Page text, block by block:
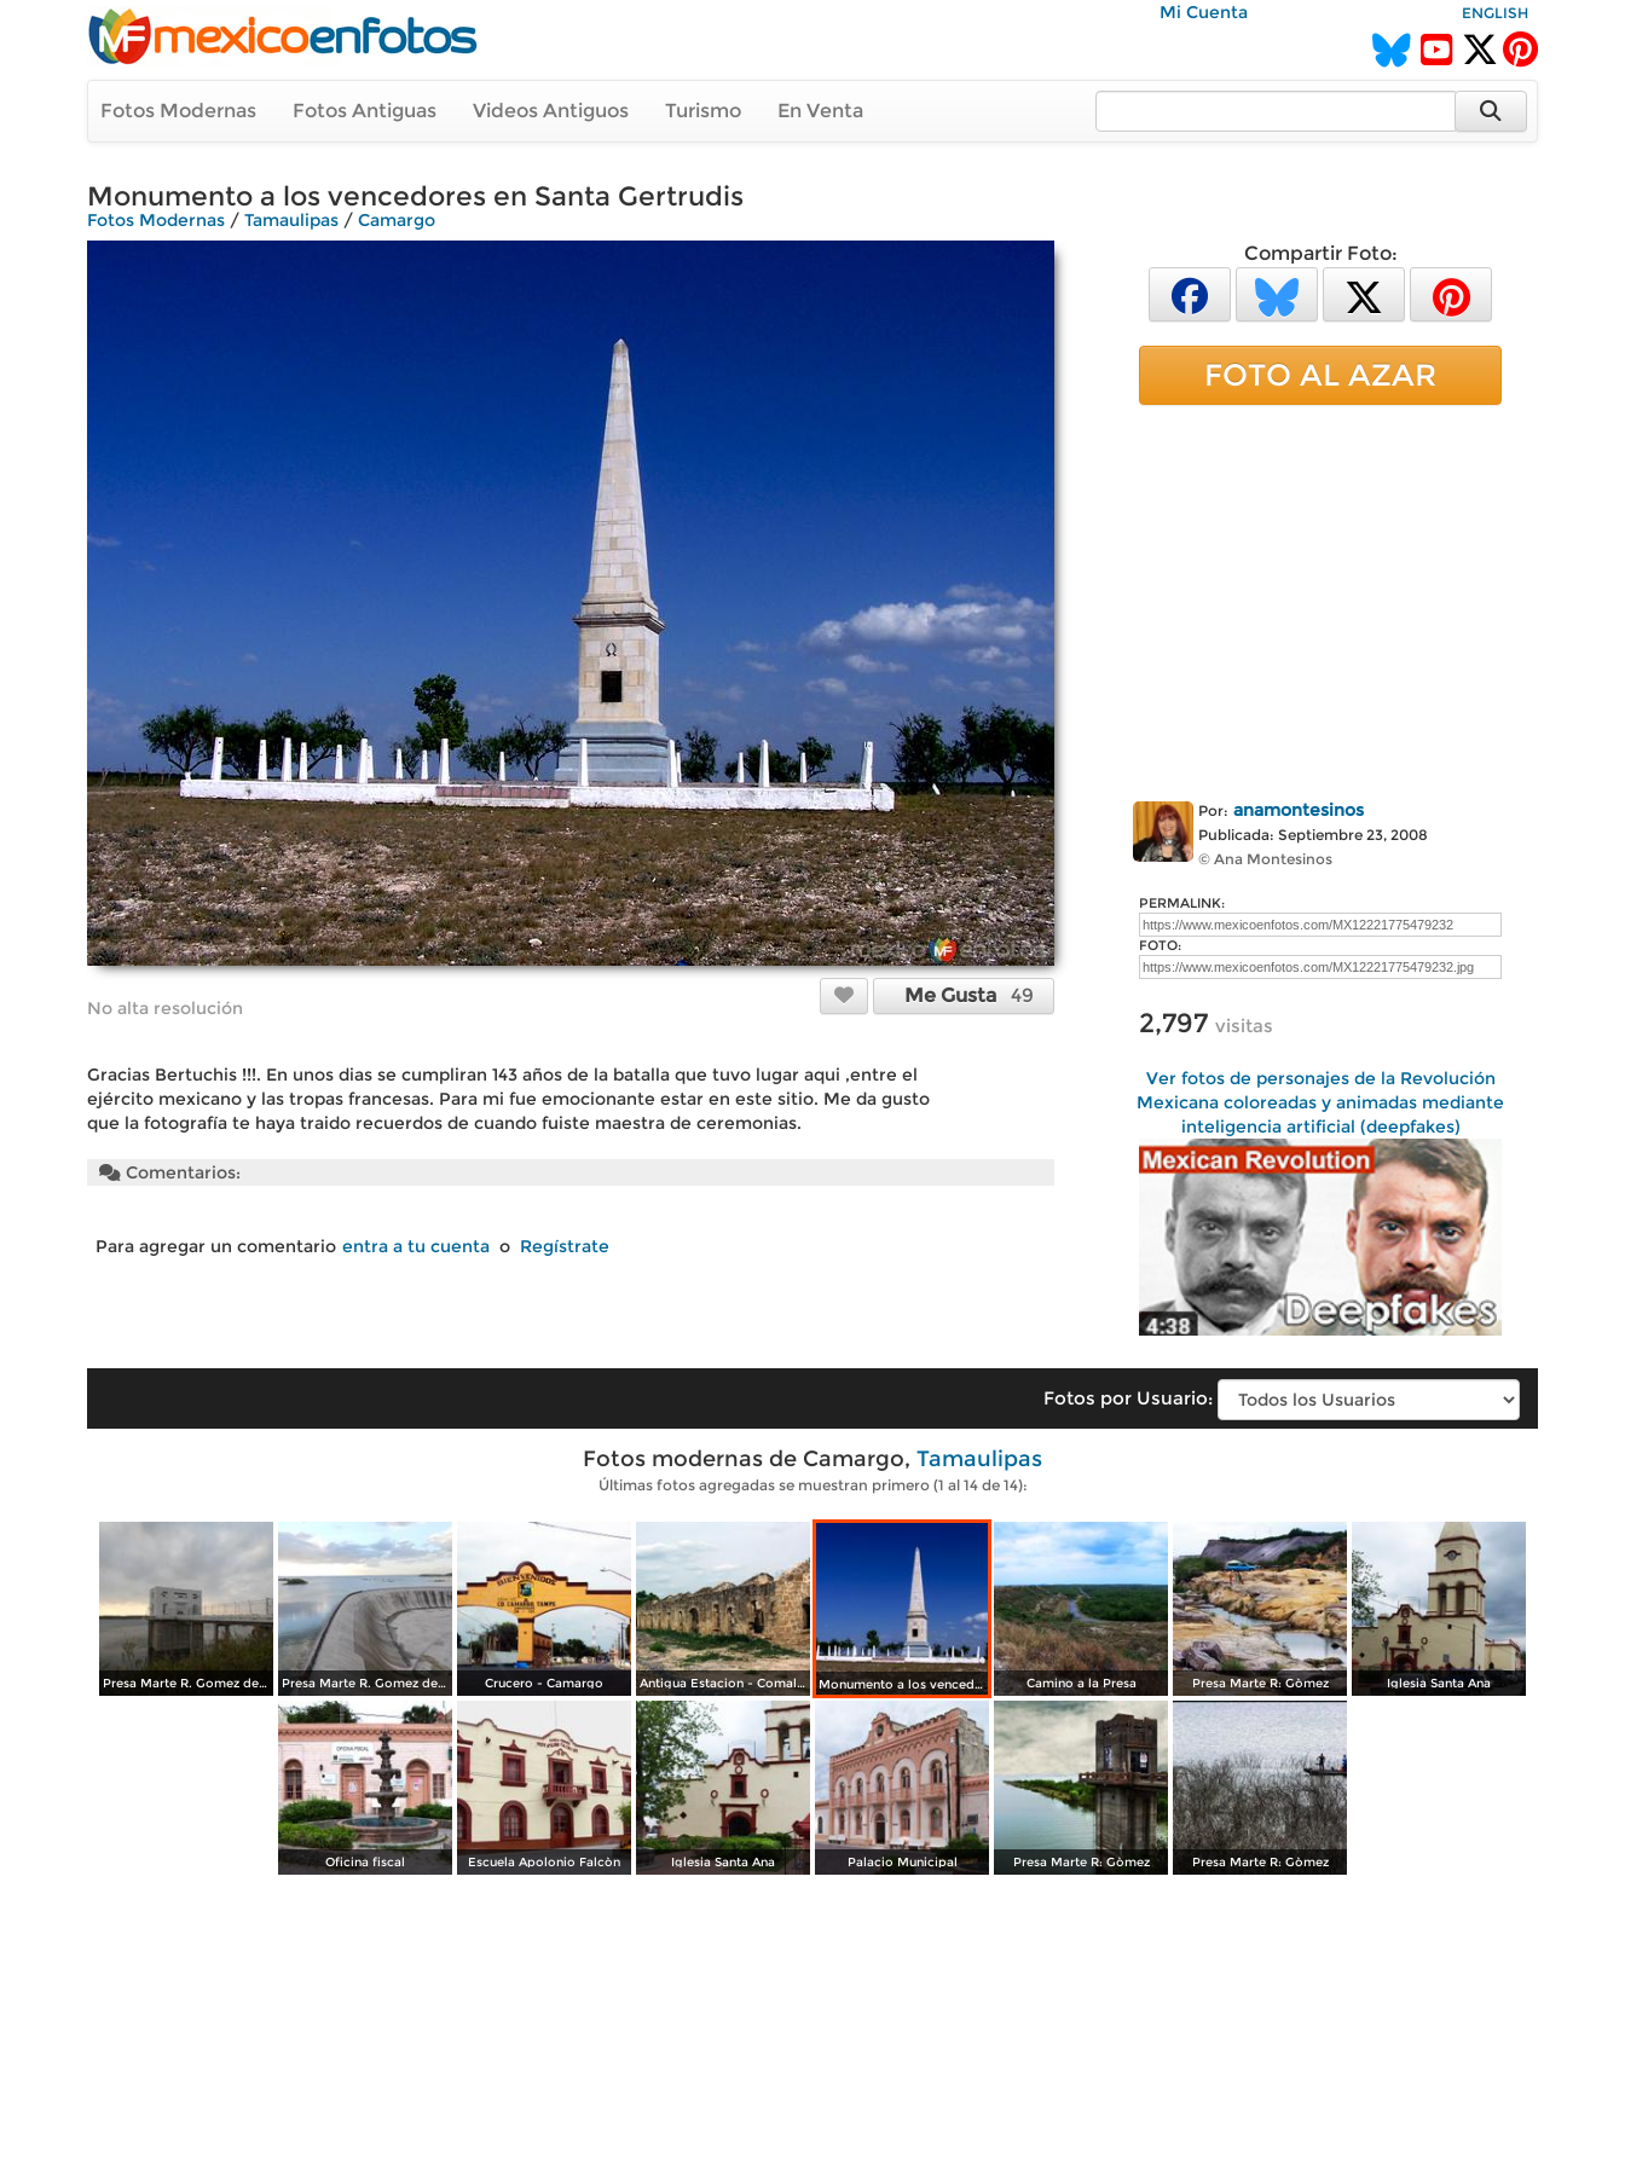
Mi Cuenta ENGLISH
Fotos Modernas Fotos Antiguas Videos Antiguos Turismo En Venta
Monumento a los vencedores en Santa Gertrudis
Fotos Modernas / Tamaulipas / Camargo
No alta resolución
Me Gusta 49
Gracias Bertuchis !!!. En unos dias se cumpliran 143 años de la batalla que tuvo lugar aqui ,entre el
ejército mexicano y las tropas francesas. Para mi fue emocionante estar en este sitio. Me da gusto
que la fotografía te haya traido recuerdos de cuando fuiste maestra de ceremonias.
Comentarios:
Para agregar un comentario entra a tu cuenta o Regístrate
Compartir Foto:
FOTO AL AZAR
Por: anamontesinos
Publicada: Septiembre 23, 2008
© Ana Montesinos
PERMALINK:
FOTO:
2,797 visitas
Ver fotos de personajes de la Revolución
Mexicana coloreadas y animadas mediante
inteligencia artificial (deepfakes)
Fotos por Usuario:
Fotos modernas de Camargo, Tamaulipas
Últimas fotos agregadas se muestran primero (1 al 14 de 14):
Presa Marte R. Gomez de Comales Tamaulipas Presa Marte R. Gomez de Comales Tamaulipas Crucero - Camargo Antigua Estacion - Comales Monumento a los vencedores en Santa Gertrudis Camino a la Presa Presa Marte R: Gòmez Iglesia Santa Ana
Oficina fiscal Escuela Apolonio Falcòn Iglesia Santa Ana Palacio Municipal Presa Marte R: Gòmez Presa Marte R: Gòmez